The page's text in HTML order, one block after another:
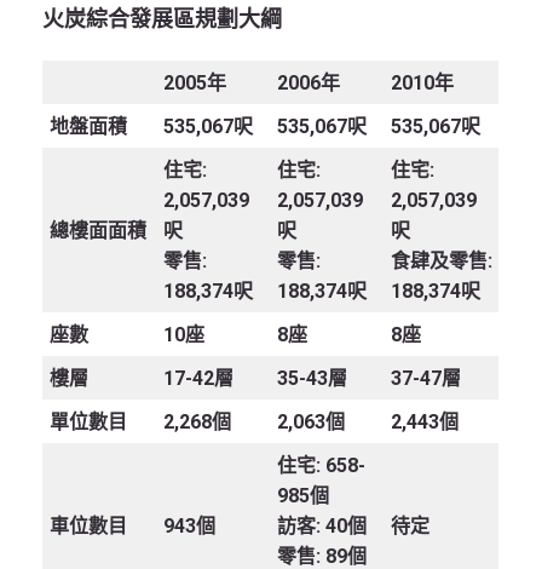
火炭綜合發展區規劃大綱
2005年 2006年 2010年
地盤面積
535,067呎 535,067呎 535,067呎
總樓面面積
住宅:
2,057,039
呎
零售:
188,374呎
住宅:
2,057,039
呎
零售:
188,374呎
住宅:
2,057,039
呎
食肆及零售:
188,374呎
座數
10座 8座
8座
樓層
17-42層 35-43層
37-47層
單位數目
2,268個 2,063個 2,443個
車位數目 943個
住宅: 658-
985個
訪客: 40個
零售: 89個
待定